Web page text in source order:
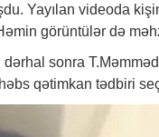
Yayılan videoda
görüntülər də
dərhal sonra
qətimkan tədbiri